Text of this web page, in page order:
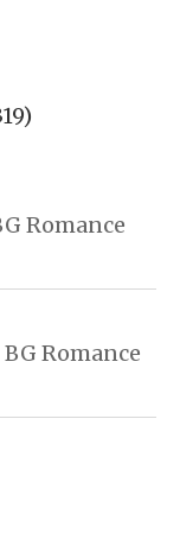
Romance
BG Romance